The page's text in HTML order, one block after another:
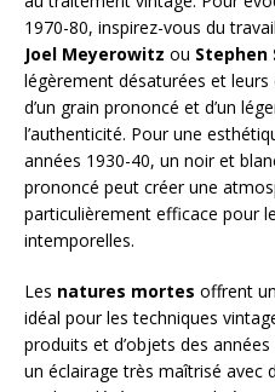
1970-80, inspirez-vous du
Joel Meyerowitz ou Stephen
légèrement désaturées et
d’un grain prononcé et d’un
l’authenticité. Pour une
années 1930-40, un noir et
prononcé peut créer une
particulièrement efficace pour
intemporelles.
Les natures mortes offrent
idéal pour les techniques
produits et d’objets des
un éclairage très maîtrisé avec